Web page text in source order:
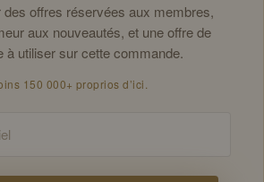
des offres réservées aux membres,
aux nouveautés, et une offre de
à utiliser sur cette commande.
150 000+ proprios d’ici.